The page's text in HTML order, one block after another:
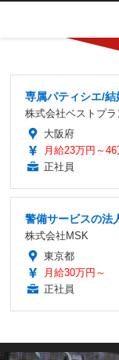
専属パティシエ/
株式会社ベストプ
大阪府
月給23万円～46
正社員
警備サービスの法
株式会社MSK
東京都
月給30万円～
正社員